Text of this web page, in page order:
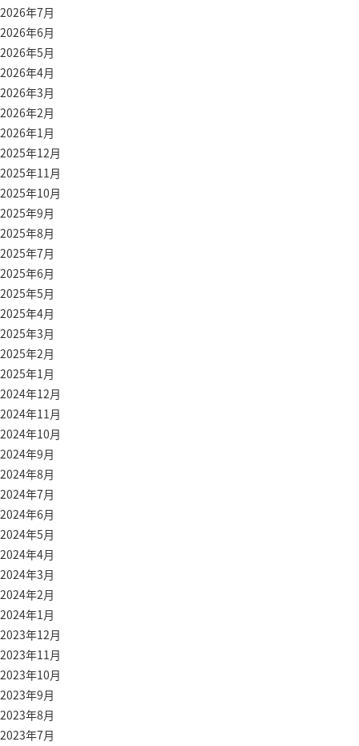
2026年7月
2026年6月
2026年5月
2026年4月
2026年3月
2026年2月
2026年1月
2025年12月
2025年11月
2025年10月
2025年9月
2025年8月
2025年7月
2025年6月
2025年5月
2025年4月
2025年3月
2025年2月
2025年1月
2024年12月
2024年11月
2024年10月
2024年9月
2024年8月
2024年7月
2024年6月
2024年5月
2024年4月
2024年3月
2024年2月
2024年1月
2023年12月
2023年11月
2023年10月
2023年9月
2023年8月
2023年7月